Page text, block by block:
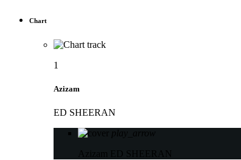
Chart
1
Azizam
ED SHEERAN
play_arrow
Azizam
ED SHEERAN